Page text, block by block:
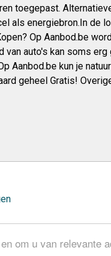
om u van relevante
toegepast.
als energiebron.In de
Op Aanbod.be
auto's kan soms
Aanbod.be kun je
geheel Gratis!